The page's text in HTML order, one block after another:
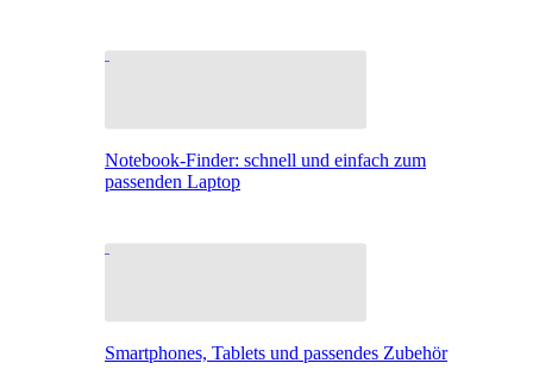
Notebook-Finder: schnell und einfach zum
passenden Laptop
Smartphones, Tablets und passendes Zubehör